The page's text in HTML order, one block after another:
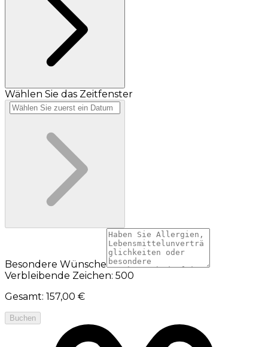
Wählen Sie das Zeitfenster
Besondere Wünsche
Verbleibende Zeichen: 500
Gesamt: 157,00 €
Buchen